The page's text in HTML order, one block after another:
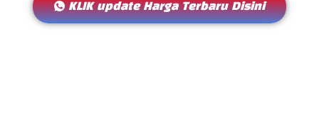
KLIK update Harga Terbaru Disini